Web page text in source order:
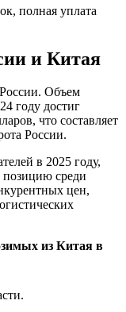
полная уплата
и Китая
Объем
году достиг
что составляет
России.
в 2025 году,
среди
цен,
из Китая в